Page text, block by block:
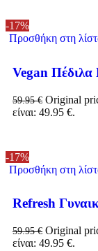
-17%
Προσθήκη στη
Vegan Πέδιλα
59.95€ Original
είναι: 49.95 €.
-17%
Προσθήκη στη
Refresh
59.95€ Original
είναι: 49.95 €.